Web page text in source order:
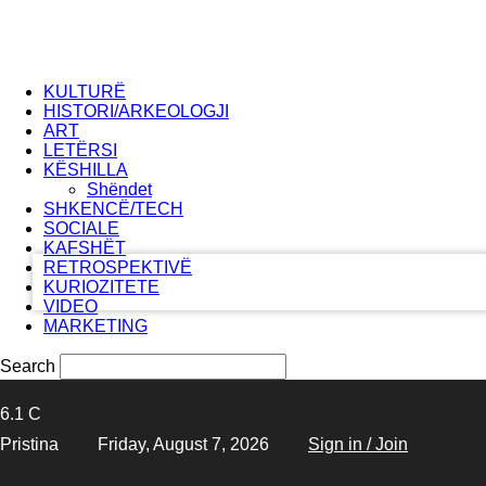
KULTURË
HISTORI/ARKEOLOGJI
ART
LETËRSI
KËSHILLA
Shëndet
SHKENCË/TECH
SOCIALE
KAFSHËT
RETROSPEKTIVË
KURIOZITETE
VIDEO
MARKETING
your password
Search
6.1 C
Pristina
Friday, August 7, 2026 Sign in / Join